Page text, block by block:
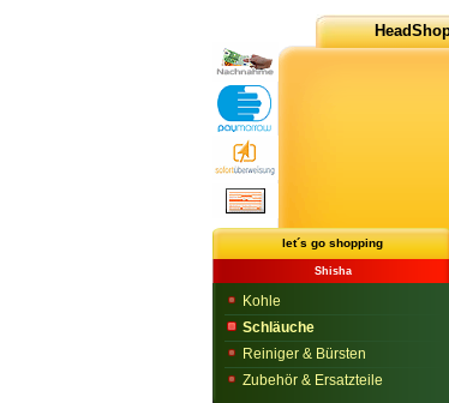
let´s go shopping
Shisha
Kohle
Schläuche
Reiniger & Bürsten
Zubehör & Ersatzteile